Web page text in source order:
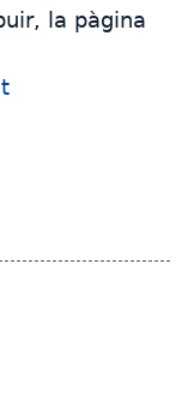
la pàgina